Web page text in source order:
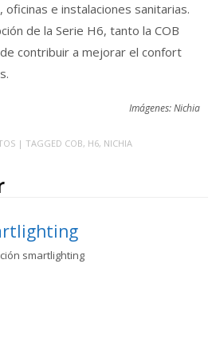
e instalaciones sanitarias.
de la Serie H6, tanto la COB
contribuir a mejorar el confort
Imágenes: Nichia
| TAGGED COB, H6, NICHIA
smartlighting